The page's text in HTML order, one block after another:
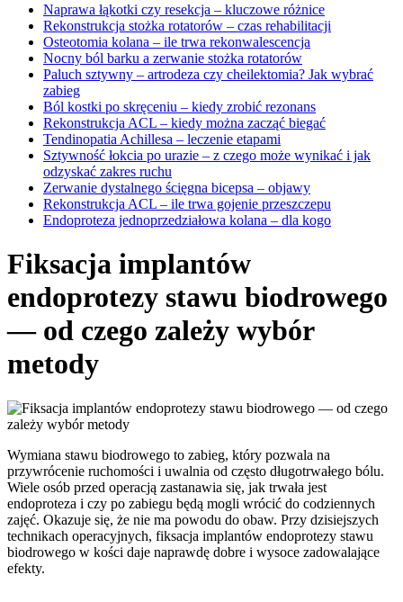
Naprawa łąkotki czy resekcja – kluczowe różnice
Rekonstrukcja stożka rotatorów – czas rehabilitacji
Osteotomia kolana – ile trwa rekonwalescencja
Nocny ból barku a zerwanie stożka rotatorów
Paluch sztywny – artrodeza czy cheilektomia? Jak wybrać
zabieg
Ból kostki po skręceniu – kiedy zrobić rezonans
Rekonstrukcja ACL – kiedy można zacząć biegać
Tendinopatia Achillesa – leczenie etapami
Sztywność łokcia po urazie – z czego może wynikać i jak
odzyskać zakres ruchu
Zerwanie dystalnego ścięgna bicepsa – objawy
Rekonstrukcja ACL – ile trwa gojenie przeszczepu
Endoproteza jednoprzedziałowa kolana – dla kogo
Fiksacja implantów
endoprotezy stawu biodrowego
— od czego zależy wybór
metody
Wymiana stawu biodrowego to zabieg, który pozwala na
przywrócenie ruchomości i uwalnia od często długotrwałego bólu.
Wiele osób przed operacją zastanawia się, jak trwała jest
endoproteza i czy po zabiegu będą mogli wrócić do codziennych
zajęć. Okazuje się, że nie ma powodu do obaw. Przy dzisiejszych
technikach operacyjnych, fiksacja implantów endoprotezy stawu
biodrowego w kości daje naprawdę dobre i wysoce zadowalające
efekty.